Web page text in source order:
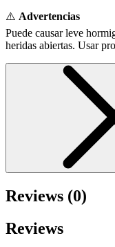
⚠️ Advertencias
Puede causar leve
heridas abiertas. Usar
Reviews (0)
Reviews